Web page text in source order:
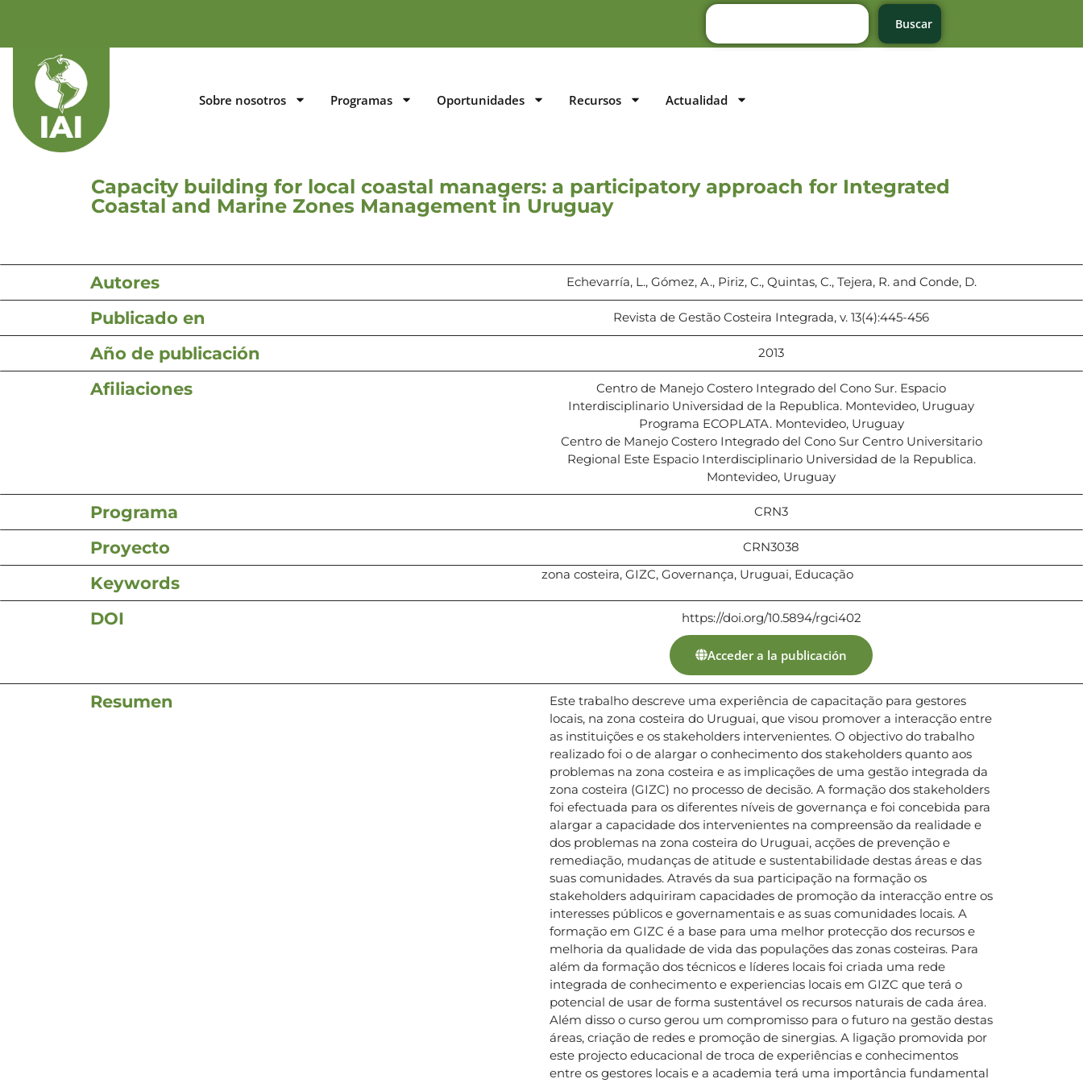
Buscar
Sobre nosotros Programas Oportunidades Recursos Actualidad
Capacity building for local coastal managers: a participatory approach for Integrated
Coastal and Marine Zones Management in Uruguay
Autores Echevarría, L., Gómez, A., Piriz, C., Quintas, C., Tejera, R. and Conde, D.
Publicado en Revista de Gestão Costeira Integrada, v. 13(4):445-456
Año de publicación 2013
Afiliaciones
Centro de Manejo Costero Integrado del Cono Sur. Espacio
Interdisciplinario Universidad de la Republica. Montevideo, Uruguay
Programa ECOPLATA. Montevideo, Uruguay
Centro de Manejo Costero Integrado del Cono Sur Centro Universitario
Regional Este Espacio Interdisciplinario Universidad de la Republica.
Montevideo, Uruguay
Programa CRN3
Proyecto CRN3038
Keywords zona costeira, GIZC, Governança, Uruguai, Educação
DOI https://doi.org/10.5894/rgci402
Acceder a la publicación
Resumen
Este trabalho descreve uma experiência de capacitação para gestores
locais, na zona costeira do Uruguai, que visou promover a interacção entre
as instituições e os stakeholders intervenientes. O objectivo do trabalho
realizado foi o de alargar o conhecimento dos stakeholders quanto aos
problemas na zona costeira e as implicações de uma gestão integrada da
zona costeira (GIZC) no processo de decisão. A formação dos stakeholders
foi efectuada para os diferentes níveis de governança e foi concebida para
alargar a capacidade dos intervenientes na compreensão da realidade e
dos problemas na zona costeira do Uruguai, acções de prevenção e
remediação, mudanças de atitude e sustentabilidade destas áreas e das
suas comunidades. Através da sua participação na formação os
stakeholders adquiriram capacidades de promoção da interacção entre os
interesses públicos e governamentais e as suas comunidades locais. A
formação em GIZC é a base para uma melhor protecção dos recursos e
melhoria da qualidade de vida das populações das zonas costeiras. Para
além da formação dos técnicos e líderes locais foi criada uma rede
integrada de conhecimento e experiencias locais em GIZC que terá o
potencial de usar de forma sustentável os recursos naturais de cada área.
Além disso o curso gerou um compromisso para o futuro na gestão destas
áreas, criação de redes e promoção de sinergias. A ligação promovida por
este projecto educacional de troca de experiências e conhecimentos
entre os gestores locais e a academia terá uma importância fundamental